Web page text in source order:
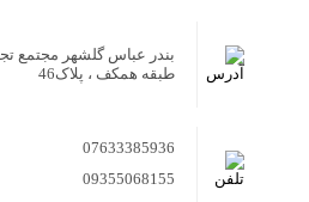
بندر عباس گلشهر مجتمع
طبقه همکف ، پلاک46
07633385936
09355068155